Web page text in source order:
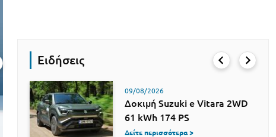
Ειδήσεις
09/08/2026
Δοκιμή Suzuki e Vitara 2WD
61 kWh 174 PS
Δείτε περισσότερα >